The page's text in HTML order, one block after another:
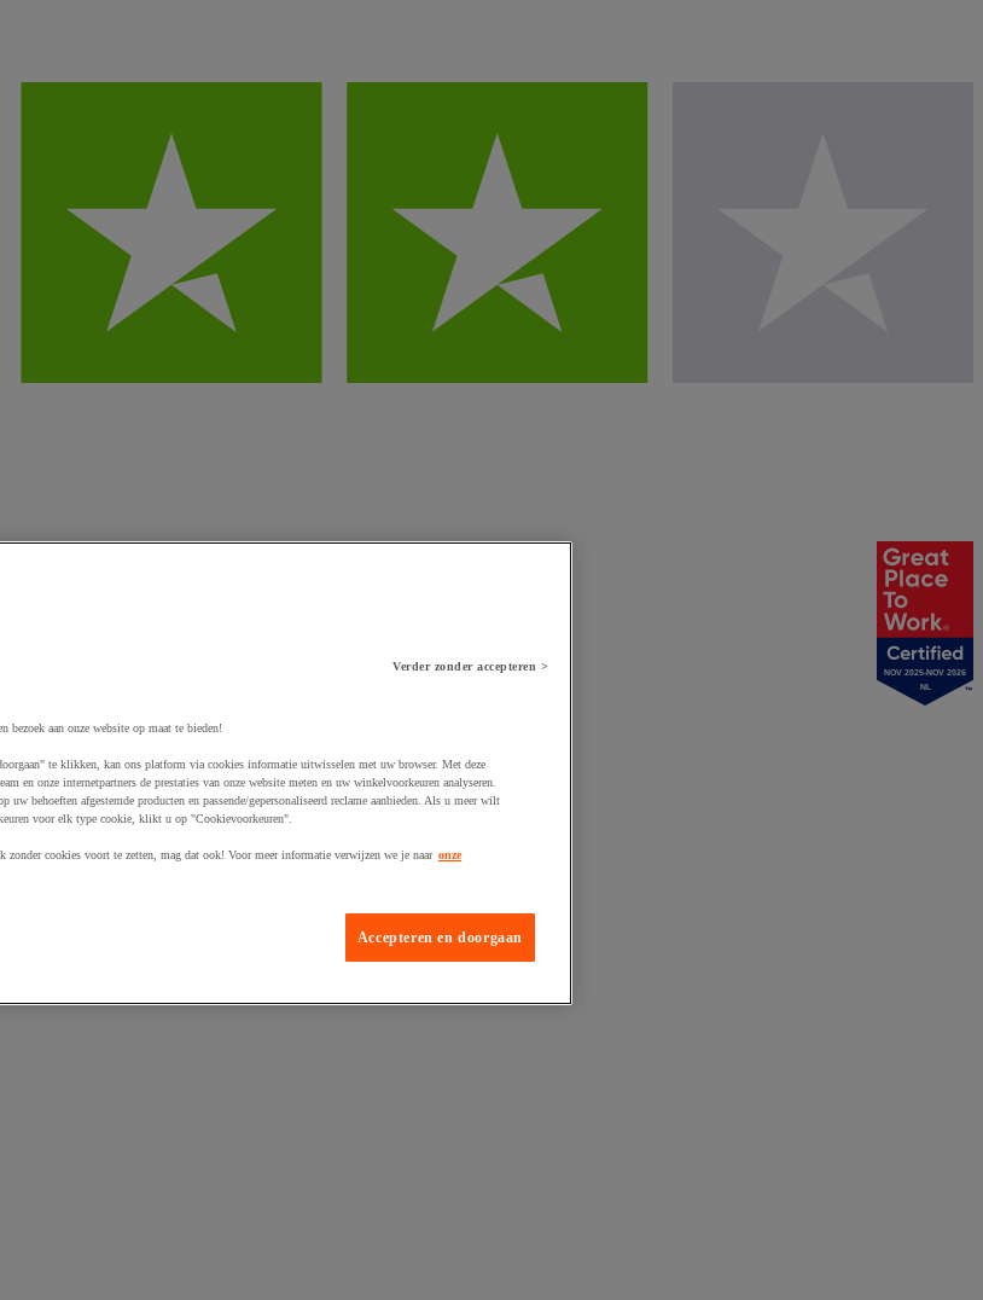
NOV 2025-NOV 2026
NL
Verder zonder accepteren >
aan onze website op maat te bieden!
te klikken, kan ons platform via cookies informatie uitwisselen met uw browser. Met deze
en onze internetpartners de prestaties van onze website meten en uw winkelvoorkeuren analyseren.
uw behoeften afgestemde producten en passende/gepersonaliseerd reclame aanbieden. Als u meer wilt
voor elk type cookie, klikt u op "Cookievoorkeuren".
zonder cookies voort te zetten, mag dat ook! Voor meer informatie verwijzen we je naar onze
Accepteren en doorgaan